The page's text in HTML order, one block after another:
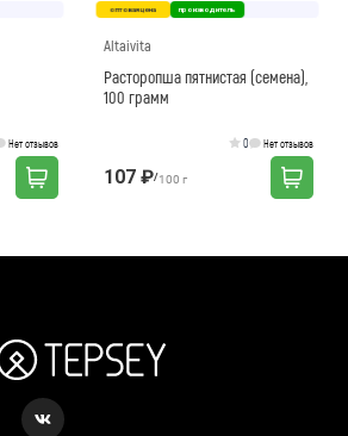
Нет отзывов
оптовая цена производитель
Altaivita
Расторопша пятнистая (семена),
100 грамм
0 Нет отзывов
107 ₽/100 г